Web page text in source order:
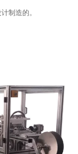
制造的。